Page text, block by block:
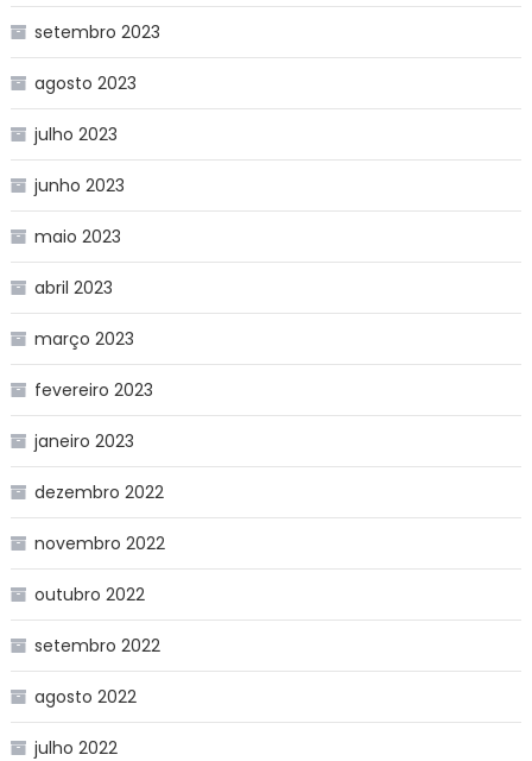
setembro 2023
agosto 2023
julho 2023
junho 2023
maio 2023
abril 2023
março 2023
fevereiro 2023
janeiro 2023
dezembro 2022
novembro 2022
outubro 2022
setembro 2022
agosto 2022
julho 2022